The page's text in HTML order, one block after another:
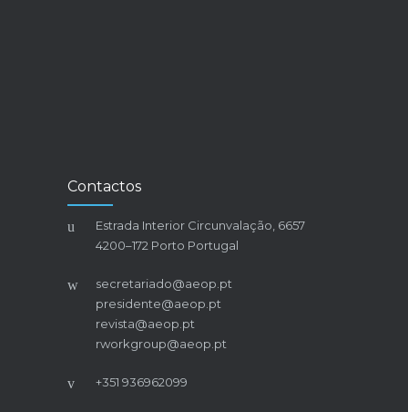
Contactos
Estrada Interior Circunvalação, 6657
4200–172 Porto Portugal
secretariado@aeop.pt
presidente@aeop.pt
revista@aeop.pt
rworkgroup@aeop.pt
+351 936962099